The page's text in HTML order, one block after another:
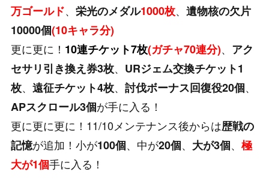
万ゴールド、 栄光のメダル1000枚、 遺物核の欠片
10000個(10キャラ分)
更に更に！ 10連チケット7枚(ガチャ70連分)、 アク
セサリ引き換え券3枚、 URジェム交換チケット1
枚、 遠征チケット4枚、 討伐ボーナス回復役20個、
APスクロール3個が手に入る！
更に更に更に！11/10メンテナンス後からは歴戦の
記憶が追加！小が100個、中が20個、 大が3個、 極
大が1個手に入る！